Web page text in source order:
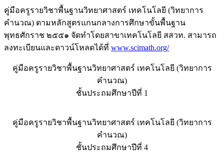
คู่มือครูรายวิชาพื้นฐานวิทยาศาสตร์ เทคโนโลยี (วิทยาการ
คำนวณ) ตามหลักสูตรแกนกลางการศึกษาขั้นพื้นฐาน
พุทธศักราช ๒๕๕๑ จัดทำโดยสาขาเทคโนโลยี สสวท. สามารถ
ลงทะเบียนและดาวน์โหลดได้ที่ www.scimath.org/
คู่มือครูรายวิชาพื้นฐานวิทยาศาสตร์ เทคโนโลยี (วิทยาการ
คำนวณ)
ชั้นประถมศึกษาปีที่ 1
คู่มือครูรายวิชาพื้นฐานวิทยาศาสตร์ เทคโนโลยี (วิทยาการ
คำนวณ)
ชั้นประถมศึกษาปีที่ 4